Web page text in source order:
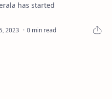
has started
0 min read